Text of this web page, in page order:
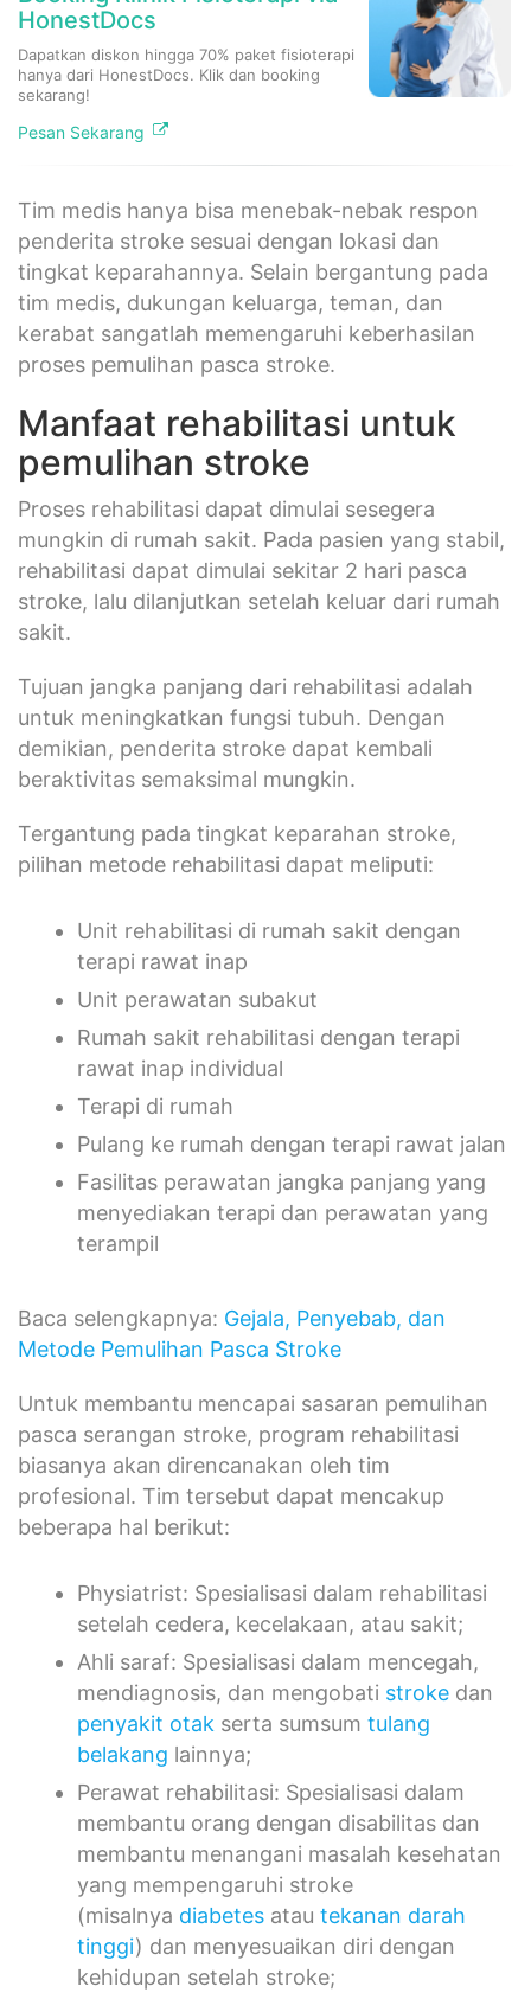
HonestDocs
Dapatkan diskon hingga 70% paket fisioterapi
hanya dari HonestDocs. Klik dan booking
sekarang!
Pesan Sekarang
Tim medis hanya bisa menebak-nebak respon
penderita stroke sesuai dengan lokasi dan
tingkat keparahannya. Selain bergantung pada
tim medis, dukungan keluarga, teman, dan
kerabat sangatlah memengaruhi keberhasilan
proses pemulihan pasca stroke.
Manfaat rehabilitasi untuk
pemulihan stroke
Proses rehabilitasi dapat dimulai sesegera
mungkin di rumah sakit. Pada pasien yang stabil,
rehabilitasi dapat dimulai sekitar 2 hari pasca
stroke, lalu dilanjutkan setelah keluar dari rumah
sakit.
Tujuan jangka panjang dari rehabilitasi adalah
untuk meningkatkan fungsi tubuh. Dengan
demikian, penderita stroke dapat kembali
beraktivitas semaksimal mungkin.
Tergantung pada tingkat keparahan stroke,
pilihan metode rehabilitasi dapat meliputi:
Unit rehabilitasi di rumah sakit dengan
terapi rawat inap
Unit perawatan subakut
Rumah sakit rehabilitasi dengan terapi
rawat inap individual
Terapi di rumah
Pulang ke rumah dengan terapi rawat jalan
Fasilitas perawatan jangka panjang yang
menyediakan terapi dan perawatan yang
terampil
Baca selengkapnya: Gejala, Penyebab, dan
Metode Pemulihan Pasca Stroke
Untuk membantu mencapai sasaran pemulihan
pasca serangan stroke, program rehabilitasi
biasanya akan direncanakan oleh tim
profesional. Tim tersebut dapat mencakup
beberapa hal berikut:
Physiatrist: Spesialisasi dalam rehabilitasi
setelah cedera, kecelakaan, atau sakit;
Ahli saraf: Spesialisasi dalam mencegah,
mendiagnosis, dan mengobati stroke dan
penyakit otak serta sumsum tulang
belakang lainnya;
Perawat rehabilitasi: Spesialisasi dalam
membantu orang dengan disabilitas dan
membantu menangani masalah kesehatan
yang mempengaruhi stroke
(misalnya diabetes atau tekanan darah
tinggi) dan menyesuaikan diri dengan
kehidupan setelah stroke;